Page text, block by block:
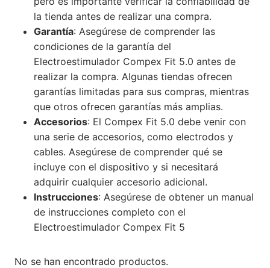
la tienda antes de realizar una compra.
Garantía: Asegúrese de comprender las
condiciones de la garantía del
Electroestimulador Compex Fit 5.0 antes de
realizar la compra. Algunas tiendas ofrecen
garantías limitadas para sus compras, mientras
que otros ofrecen garantías más amplias.
Accesorios: El Compex Fit 5.0 debe venir con
una serie de accesorios, como electrodos y
cables. Asegúrese de comprender qué se
incluye con el dispositivo y si necesitará
adquirir cualquier accesorio adicional.
Instrucciones: Asegúrese de obtener un manual
de instrucciones completo con el
Electroestimulador Compex Fit 5
No se han encontrado productos.